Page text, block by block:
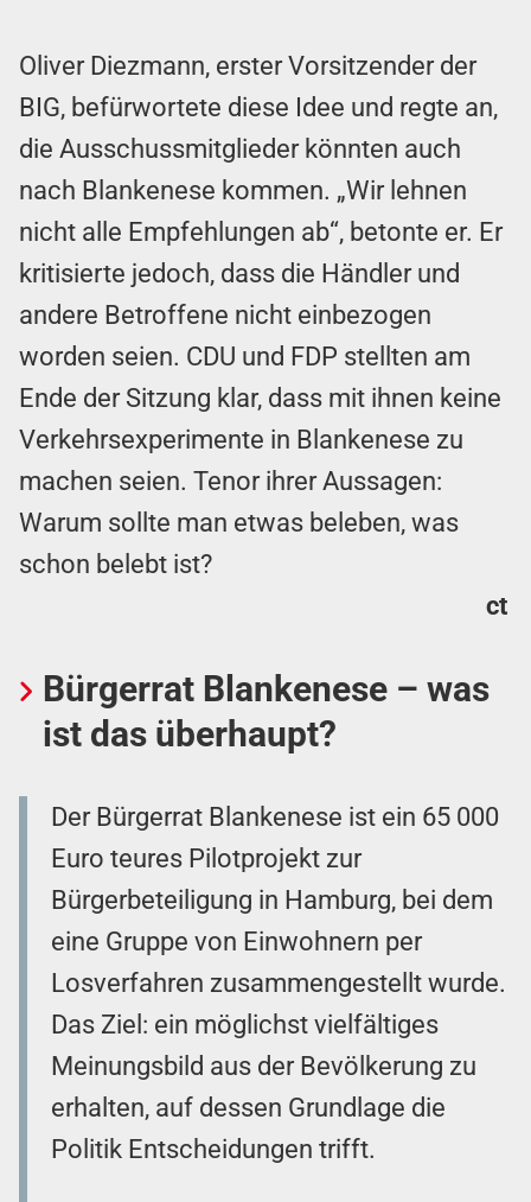
Oliver Diezmann, erster Vorsitzender der
BIG, befürwortete diese Idee und regte an,
die Ausschussmitglieder könnten auch
nach Blankenese kommen. „Wir lehnen
nicht alle Empfehlungen ab“, betonte er. Er
kritisierte jedoch, dass die Händler und
andere Betroffene nicht einbezogen
worden seien. CDU und FDP stellten am
Ende der Sitzung klar, dass mit ihnen keine
Verkehrsexperimente in Blankenese zu
machen seien. Tenor ihrer Aussagen:
Warum sollte man etwas beleben, was
schon belebt ist?
ct
Bürgerrat Blankenese – was
ist das überhaupt?
Der Bürgerrat Blankenese ist ein 65 000
Euro teures Pilotprojekt zur
Bürgerbeteiligung in Hamburg, bei dem
eine Gruppe von Einwohnern per
Losverfahren zusammengestellt wurde.
Das Ziel: ein möglichst vielfältiges
Meinungsbild aus der Bevölkerung zu
erhalten, auf dessen Grundlage die
Politik Entscheidungen trifft.